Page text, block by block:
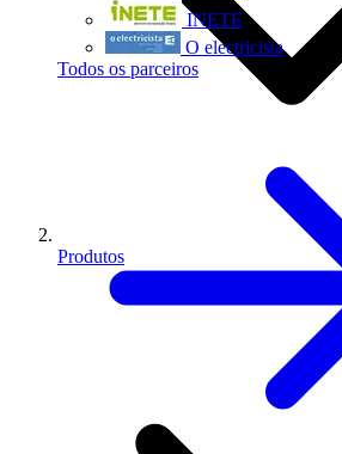
INETE
O electricista
Todos os parceiros
Produtos